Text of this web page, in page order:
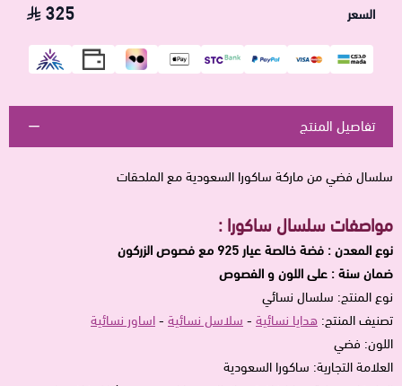
السعر 325
تفاصيل المنتج
سلسال فضي منماركة ساكورا السعودية مع الملحقات
مواصفات سلسال ساكورا :
نوع المعدن : فضة خالصة عيار 925 مع فصوص الزركون
ضمان سنة : على اللون و الفصوص
نوع المنتج: سلسال نسائي
تصنيف المنتج: هدايا نسائية - سلاسل نسائية -اساور نسائية
اللون: فضي
العلامة التجارية: ساكورا السعودية